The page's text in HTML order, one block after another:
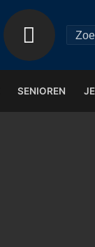
naar:
SENIOREN